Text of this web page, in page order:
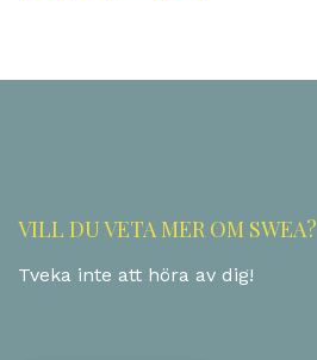
VILL DU VETA MER OM SWEA?
Tveka inte att höra av dig!